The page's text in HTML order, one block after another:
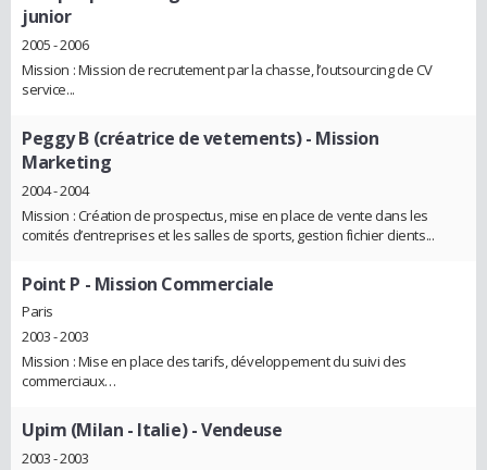
junior
2005 - 2006
Mission : Mission de recrutement par la chasse, l’outsourcing de CV
service...
Peggy B (créatrice de vetements)- Mission
Marketing
2004 - 2004
Mission : Création de prospectus, mise en place de vente dans les
comités d’entreprises et les salles de sports, gestion fichier clients...
Point P - Mission Commerciale
Paris
2003 - 2003
Mission : Mise en place des tarifs, développement du suivi des
commerciaux…
Upim (Milan - Italie)- Vendeuse
2003 - 2003